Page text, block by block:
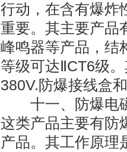
行动，在含有爆炸
重要。其主要产品
峰鸣器等产品，结
等级可达ⅡCT6级
380V.防爆接线盒
十一、防爆电
这类产品主要有防
产品。其工作原理